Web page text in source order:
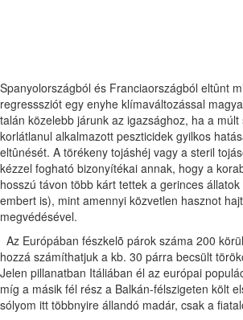
Spanyolországból és Franciaországból eltûnt
regresssziót egy enyhe klímaváltozással
talán közelebb járunk az igazsághoz, ha a múlt
korlátlanul alkalmazott peszticidek gyilkos
eltûnését. A törékeny tojáshéj vagy a steril
kézzel fogható bizonyítékai annak, hogy a
hosszú távon több kárt tettek a gerinces
embert is), mint amennyi közvetlen hasznot
megvédésével.
Az Európában fészkelõ párok száma 200
hozzá számíthatjuk a kb. 30 párra becsült
Jelen pillanatban Itáliában él az európai
míg a másik fél rész a Balkán-félszigeten költ
sólyom itt többnyire állandó madár, csak a